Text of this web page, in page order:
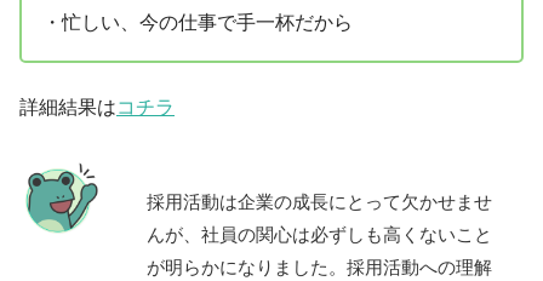
・忙しい、今の仕事で手一杯だから
詳細結果はコチラ
採用活動は企業の成長にとって欠かせませ
んが、社員の関心は必ずしも高くないこと
が明らかになりました。採用活動への理解